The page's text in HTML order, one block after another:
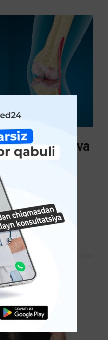
tasnifi va
tarqalgan kasalligi
kasalligi sonining
O'QISH